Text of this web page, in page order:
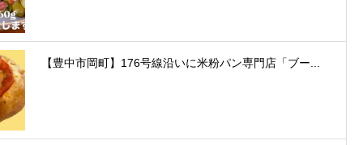
【豊中市岡町】176号線沿いに米粉パン専門店「ブー...